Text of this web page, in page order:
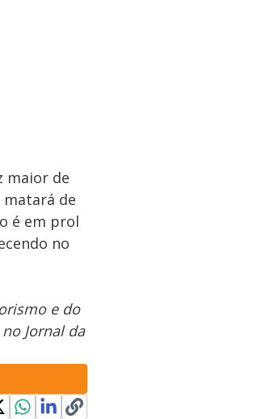
maior de
matará de
é em prol
no
e do
Jornal da